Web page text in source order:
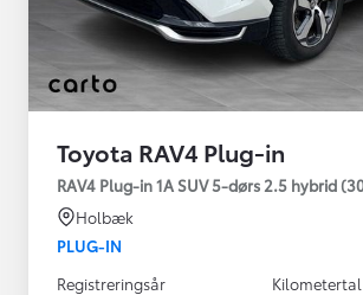
Toyota RAV4 Plug-in
RAV4 Plug-in 1A SUV 5-dørs 2.5 hybrid
Holbæk
PLUG-IN
Registreringsår
Kilometertal